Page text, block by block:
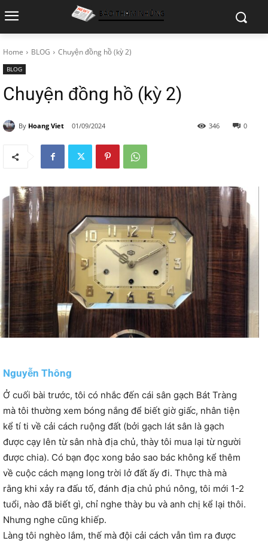
Home BLOG Chuyện đồng hồ (kỳ 2)
BLOG
Chuyện đồng hồ (kỳ 2)
By Hoang Viet 01/09/2024 0
346
Nguyễn Thông
Ở cuối bài trước, tôi có nhắc đến cái sân gạch Bát Tràng
mà tôi thường xem bóng nắng để biết giờ giấc, nhân tiện
kể tí ti về cải cách ruộng đất (bởi gạch lát sân là gạch
được cạy lên từ sân nhà địa chủ, thày tôi mua lại từ người
được chia). Có bạn đọc xong bảo sao bác không kể thêm
về cuộc cách mạng long trời lở đất ấy đi. Thực thà mà
rằng khi xảy ra đấu tố, đánh địa chủ phú nông, tôi mới 1-2
tuổi, nào đã biết gì, chỉ nghe thày bu và anh chị kể lại thôi.
Nhưng nghe cũng khiếp.
Làng tôi nghèo lắm, thế mà đội cải cách vẫn tìm ra được